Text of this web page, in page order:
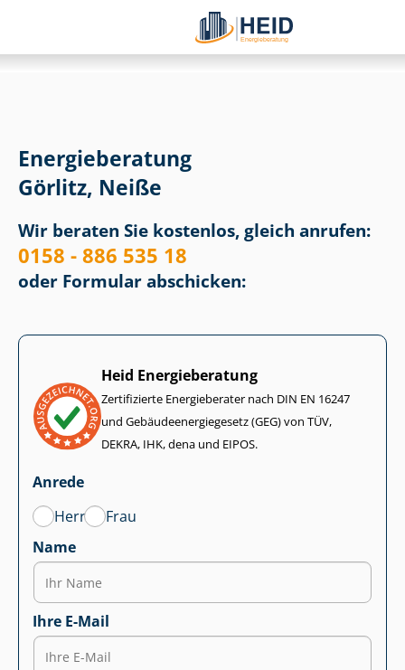
Energieberatung
Görlitz, Neiße
Wir beraten Sie kostenlos, gleich anrufen:
0158 - 886 535 18
oder Formular abschicken:
Heid Energieberatung
Zertifizierte Energieberater nach DIN EN 16247
und Ge­bäu­de­en­er­gie­ge­setz (GEG) von TÜV,
DEKRA, IHK, dena und EIPOS.
Anrede
Herr
Frau
Name
Ihre E-Mail